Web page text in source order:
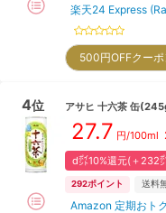
楽天24 Express
500円OFFクーポ
4位 アサヒ 十六茶 缶
27.7 円/100ml
d㌽10%還元(＋232
292ポイント 送料
Amazon 定期おト